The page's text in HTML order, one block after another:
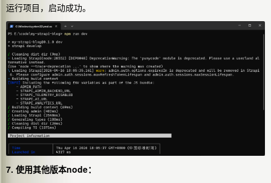
运行项目，启动成功。
7. 使用其他版本node：